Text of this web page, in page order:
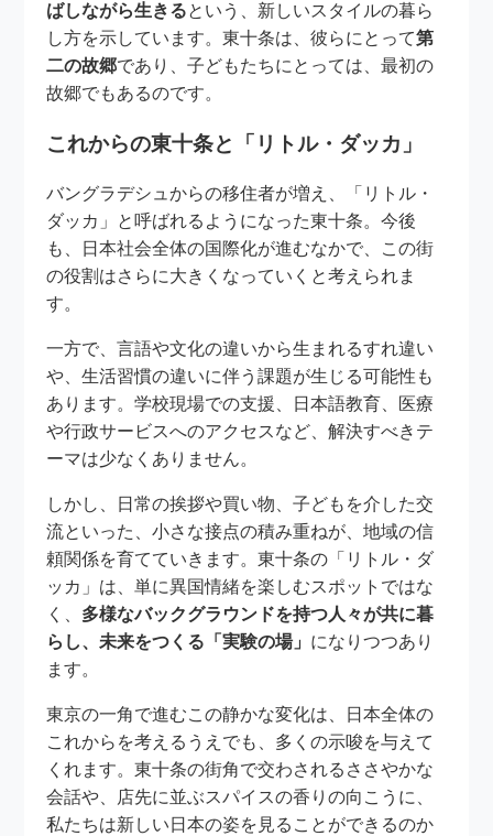
ばしながら生きるという、新しいスタイルの暮ら
し方を示しています。東十条は、彼らにとって第
二の故郷であり、子どもたちにとっては、最初の
故郷でもあるのです。
これからの東十条と「リトル・ダッカ」
バングラデシュからの移住者が増え、「リトル・
ダッカ」と呼ばれるようになった東十条。今後
も、日本社会全体の国際化が進むなかで、この街
の役割はさらに大きくなっていくと考えられま
す。
一方で、言語や文化の違いから生まれるすれ違い
や、生活習慣の違いに伴う課題が生じる可能性も
あります。学校現場での支援、日本語教育、医療
や行政サービスへのアクセスなど、解決すべきテ
ーマは少なくありません。
しかし、日常の挨拶や買い物、子どもを介した交
流といった、小さな接点の積み重ねが、地域の信
頼関係を育てていきます。東十条の「リトル・ダ
ッカ」は、単に異国情緒を楽しむスポットではな
く、 多様なバックグラウンドを持つ人々が共に暮
らし、未来をつくる「実験の場」 になりつつあり
ます。
東京の一角で進むこの静かな変化は、日本全体の
これからを考えるうえでも、多くの示唆を与えて
くれます。東十条の街角で交わされるささやかな
会話や、店先に並ぶスパイスの香りの向こうに、
私たちは新しい日本の姿を見ることができるのか